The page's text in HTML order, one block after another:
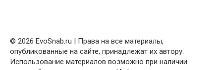
© 2026 EvoSnab.ru | Права на все материалы,
опубликованные на сайте, принадлежат их автору.
Использование материалов возможно при наличии